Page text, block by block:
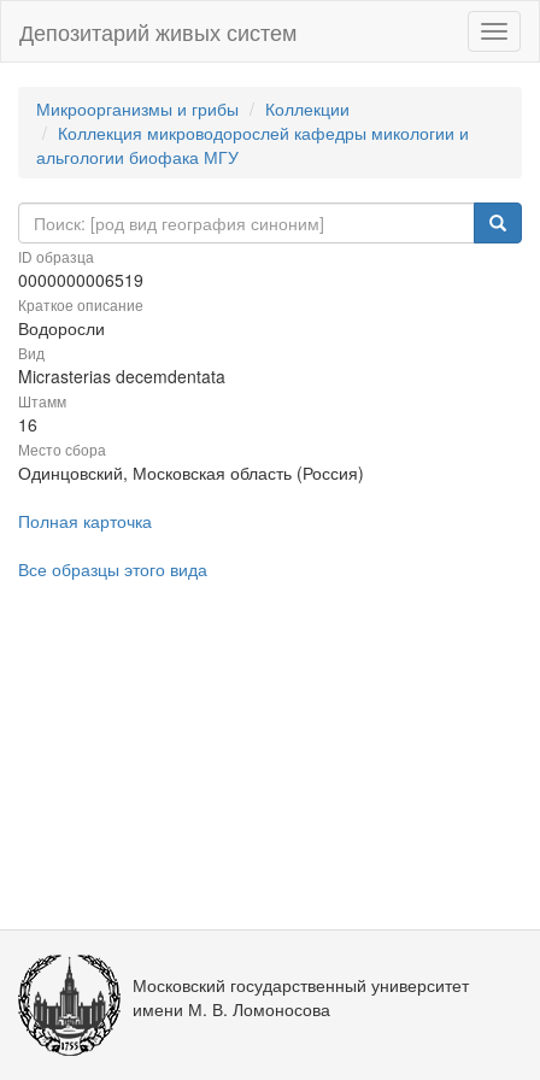
Депозитарий живых систем
Микроорганизмы и грибы
Коллекции
Коллекция микроводорослей кафедры микологии и
альгологии биофака МГУ
ID образца
0000000006519
Краткое описание
Водоросли
Вид
Micrasterias decemdentata
Штамм
16
Место сбора
Одинцовский, Московская область (Россия)
Полная карточка
Все образцы этого вида
Московский государственный университет
имени М. В. Ломоносова